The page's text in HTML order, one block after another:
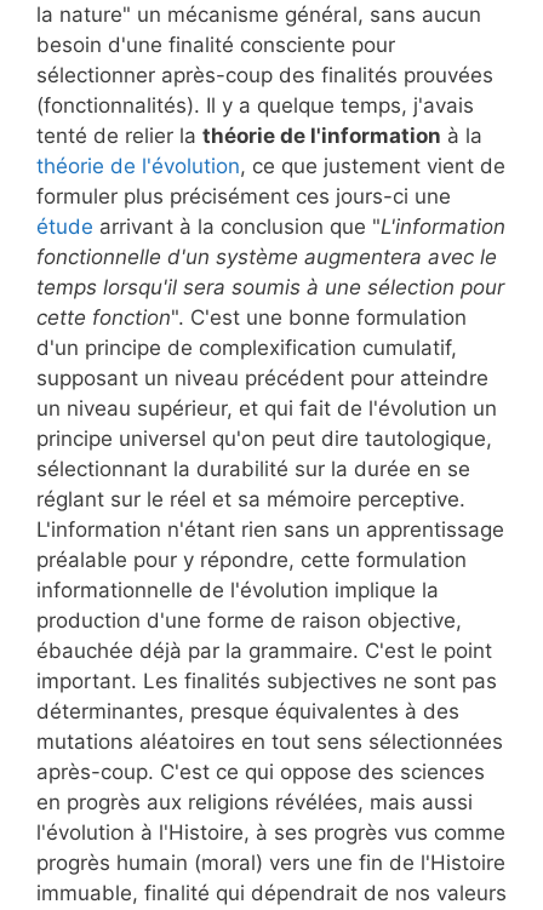
la nature" un mécanisme général, sans aucun
besoin d'une finalité consciente pour
sélectionner après-coup des finalités prouvées
(fonctionnalités). Il y a quelque temps, j'avais
tenté de relier la théorie de l'information à la
théorie de l'évolution, ce que justement vient de
formuler plus précisément ces jours-ci une
étude arrivant à la conclusion que "L'information
fonctionnelle d'un système augmentera avec le
temps lorsqu'il sera soumis à une sélection pour
cette fonction". C'est une bonne formulation
d'un principe de complexification cumulatif,
supposant un niveau précédent pour atteindre
un niveau supérieur, et qui fait de l'évolution un
principe universel qu'on peut dire tautologique,
sélectionnant la durabilité sur la durée en se
réglant sur le réel et sa mémoire perceptive.
L'information n'étant rien sans un apprentissage
préalable pour y répondre, cette formulation
informationnelle de l'évolution implique la
production d'une forme de raison objective,
ébauchée déjà par la grammaire. C'est le point
important. Les finalités subjectives ne sont pas
déterminantes, presque équivalentes à des
mutations aléatoires en tout sens sélectionnées
après-coup. C'est ce qui oppose des sciences
en progrès aux religions révélées, mais aussi
l'évolution à l'Histoire, à ses progrès vus comme
progrès humain (moral) vers une fin de l'Histoire
immuable, finalité qui dépendrait de nos valeurs